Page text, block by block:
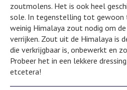
zoutmolens. Het is ook heel
sole. In tegenstelling tot
weinig Himalaya zout nodig om
verrijken. Zout uit de Himalaya is
die verkrijgbaar is, onbewerkt en
Probeer het in een lekkere
etcetera!